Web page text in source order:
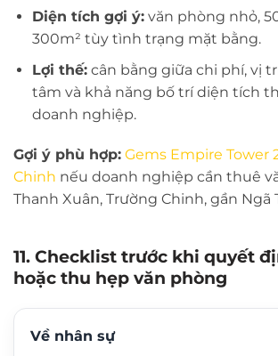
Diện tích gợi ý:văn phòng nhỏ,
300m² tùy tình trạng mặt bằng.
Lợi thế:cân bằng giữa chi phí, vị
tâm và khả năng bố trí diện tích
doanh nghiệp.
Gợi ý phù hợp: Gems Empire Tower
Chinh nếu doanh nghiệp cần thuê
Thanh Xuân, Trường Chinh, gần Ngã
11. Checklist trước khi quyết
hoặc thu hẹp văn phòng
Về nhân sự